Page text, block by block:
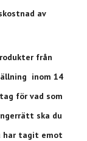
av
från
inom 14
för vad som
ska du
har tagit emot